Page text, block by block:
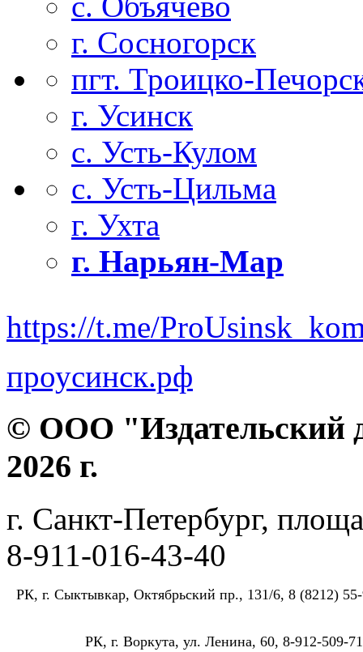
г. Сосногорск
пгт. Троицко-
г. Усинск
с. Усть-Кулом
с. Усть-Цильма
г. Ухта
г. Нарьян-Мар
https://t.me/
проусинск.рф
© ООО "Издательский
2026 г.
г. Санкт-Петербург,
8-911-016-43-40
РК, г. Сыктывкар, Октябрьский пр., 131/6, 8 (8212)
РК, г. Воркута, ул. Ленина, 60, 8-912-509-